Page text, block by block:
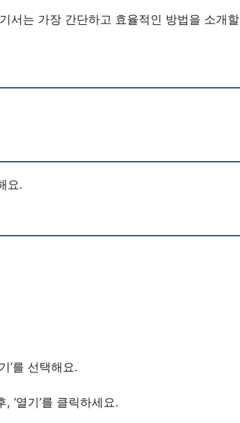
서는 가장 간단하고 효율적인 방법을 소개할
요.
’를 선택해요.
‘열기’를 클릭하세요.